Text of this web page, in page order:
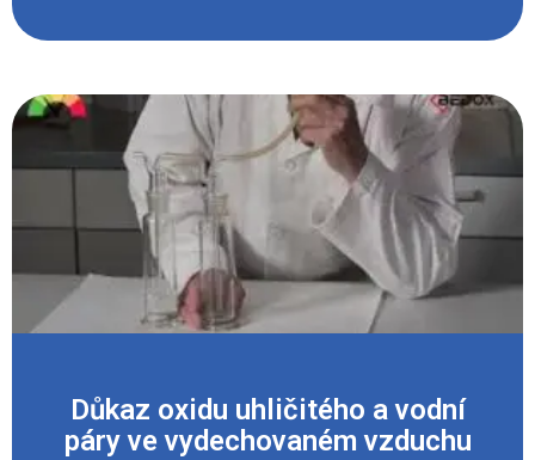
Důkaz oxidu uhličitého a vodní
páry ve vydechovaném vzduchu